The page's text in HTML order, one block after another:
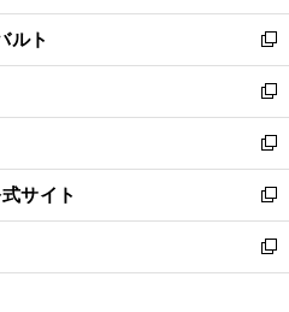
開
く
ウ
で
開
く
ン
ド
ウ
で
開
く
ウ
ィ
ン
ド
ウ
で
開
く
ルト
新
し
い
ウ
ィ
ン
ド
ウ
で
開
新
し
い
ウ
ィ
ン
ド
ウ
新
し
い
ウ
ィ
ン
サイト
新
し
い
ウ
新
し